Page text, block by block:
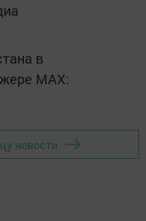
в
MАХ:
новости